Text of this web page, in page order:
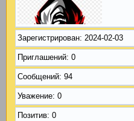
Зарегистрирован: 2024-02-03
Приглашений: 0
Сообщений: 94
Уважение: 0
Позитив: 0